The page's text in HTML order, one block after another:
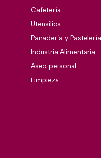
Cafetería
Utensilios
Panadería y Pastelería
Industria Alimentaria
Aseo personal
Limpieza